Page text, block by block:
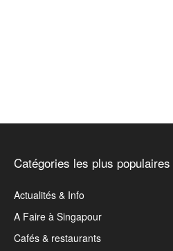
Catégories les plus populaires
Actualités & Info
A Faire à Singapour
Cafés & restaurants